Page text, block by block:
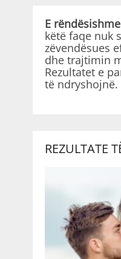
E rëndësishme
këtë faqe nuk
zëvendësues
dhe trajtimin
Rezultatet e
të ndryshojnë.
REZULTATE